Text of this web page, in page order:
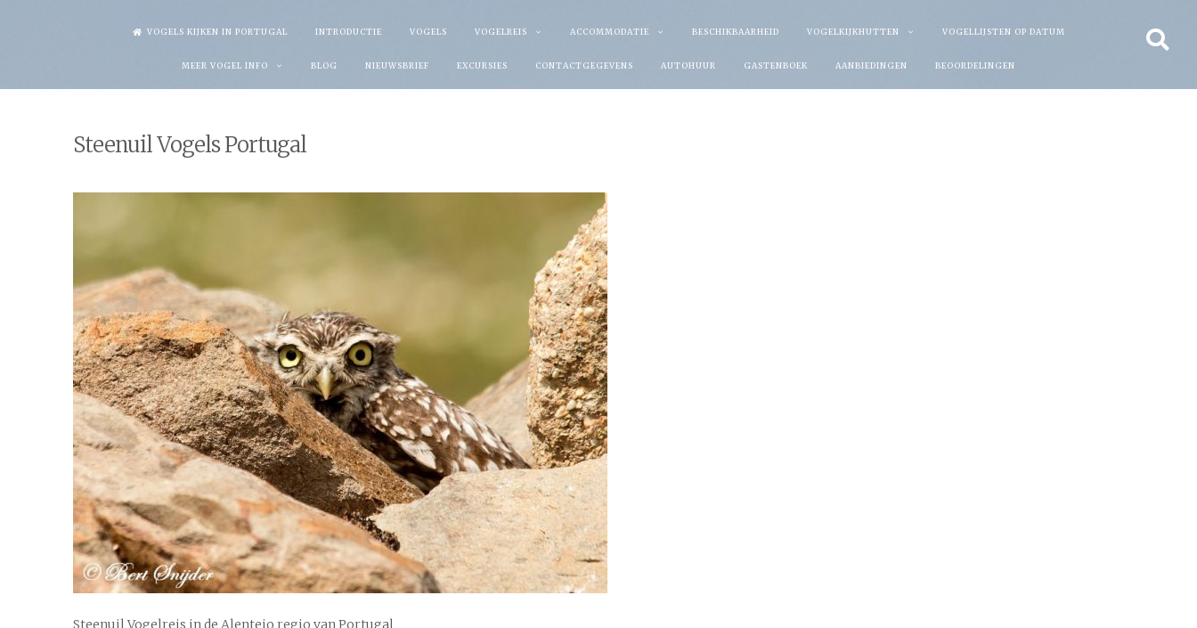
VOGELS KIJKEN IN PORTUGAL INTRODUCTIE VOGELS VOGELREIS ACCOMMODATIE BESCHIKBAARHEID VOGELKIJKHUTTEN VOGELLIJSTEN OP DATUM
MEER VOGEL INFO BLOG NIEUWSBRIEF EXCURSIES CONTACTGEGEVENS AUTOHUUR GASTENBOEK AANBIEDINGEN BEOORDELINGEN
Steenuil Vogels Portugal
Steenuil Vogelreis in de Alentejo regio van Portugal